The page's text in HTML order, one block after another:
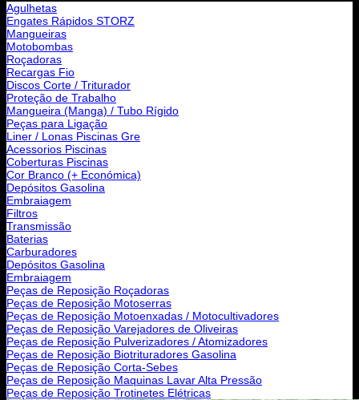
Agulhetas
Engates Rápidos STORZ
Mangueiras
Motobombas
Roçadoras
Recargas Fio
Discos Corte / Triturador
Proteção de Trabalho
Mangueira (Manga) / Tubo Rígido
Peças para Ligação
Liner / Lonas Piscinas Gre
Acessorios Piscinas
Coberturas Piscinas
Cor Branco (+ Económica)
Depósitos Gasolina
Embraiagem
Filtros
Transmissão
Baterias
Carburadores
Depósitos Gasolina
Embraiagem
Peças de Reposição Roçadoras
Peças de Reposição Motoserras
Peças de Reposição Motoenxadas / Motocultivadores
Peças de Reposição Varejadores de Oliveiras
Peças de Reposição Pulverizadores / Atomizadores
Peças de Reposição Biotrituradores Gasolina
Peças de Reposição Corta-Sebes
Peças de Reposição Maquinas Lavar Alta Pressão
Peças de Reposição Trotinetes Elétricas